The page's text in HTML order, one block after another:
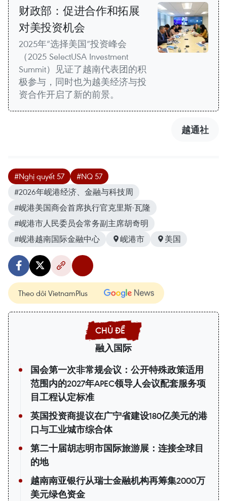
财政部：促进合作和拓展
对美投资机会
2025年“选择美国”投资峰会
（2025 SelectUSA Investment
Summit）见证了越南代表团的积
极参与，同时也为越美经济与投
资合作开启了新的前景。
越通社
#Nghị quyết 57
#NQ 57
#2026年岘港经济、金融与科技周
#岘港美国商会首席执行官克里斯·瓦隆
#岘港市人民委员会常务副主席胡奇明
#岘港越南国际金融中心
岘港市 美国
Theo dõi VietnamPlus
融入国际
国会第一次非常规会议：公开特殊政策适用
范围内的2027年APEC领导人会议配套服务项
目工程认定标准
英国投资商提议在广宁省建设180亿美元的港
口与工业城市综合体
第二十届胡志明市国际旅游展：连接全球目
的地
越南南亚银行从瑞士金融机构再筹集2000万
美元绿色资金